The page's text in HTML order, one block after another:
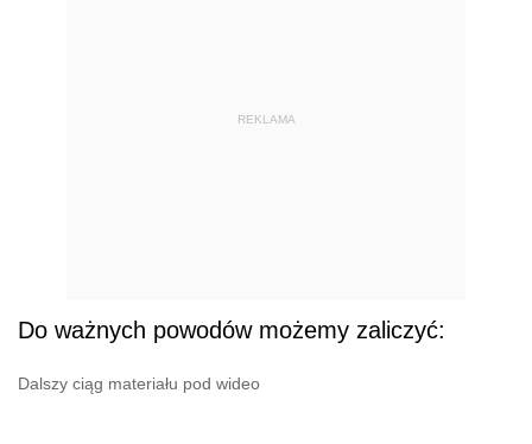
REKLAMA
Do ważnych powodów możemy zaliczyć:
Dalszy ciąg materiału pod wideo